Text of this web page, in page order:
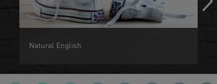
Natural English